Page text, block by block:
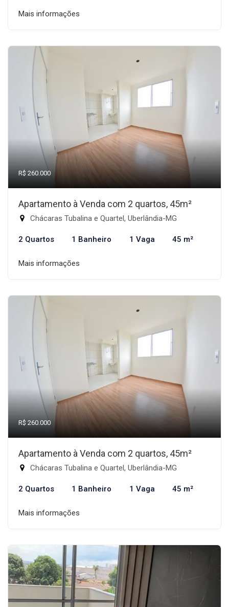
Mais informações
R$ 260.000
Apartamento à Venda com 2 quartos, 45m²
Chácaras Tubalina e Quartel, Uberlândia-MG
2 Quartos 1 Banheiro 1 Vaga 45 m²
Mais informações
R$ 260.000
Apartamento à Venda com 2 quartos, 45m²
Chácaras Tubalina e Quartel, Uberlândia-MG
2 Quartos 1 Banheiro 1 Vaga 45 m²
Mais informações